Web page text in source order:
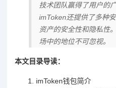
技术团队赢得了用户的
imToken还提供了多种
资产的安全性和隐私性
场中的地位不可忽视。
本文目录导读：
imToken钱包简介